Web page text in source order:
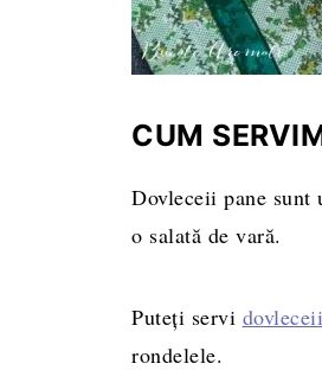
CUM
Dovleceii pane
o salată de vară.
Puteți servi
rondelele.